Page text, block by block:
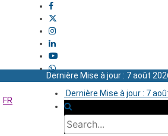
Dernière Mise à jour : 7
Dernière Mise à jour : 7 août
FR